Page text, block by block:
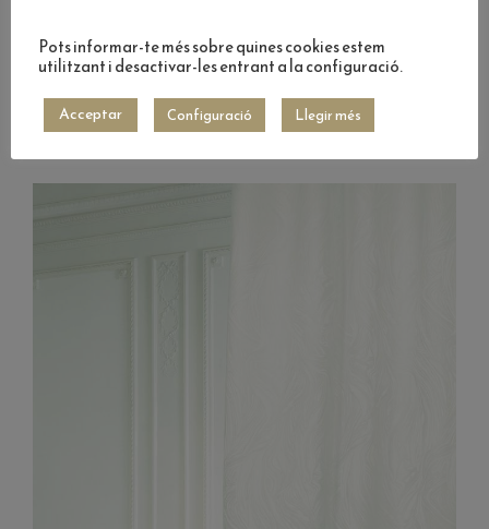
Pots informar-te més sobre quines cookies estem
utilitzant i desactivar-les entrant a la configuració.
Acceptar Configuració Llegir més